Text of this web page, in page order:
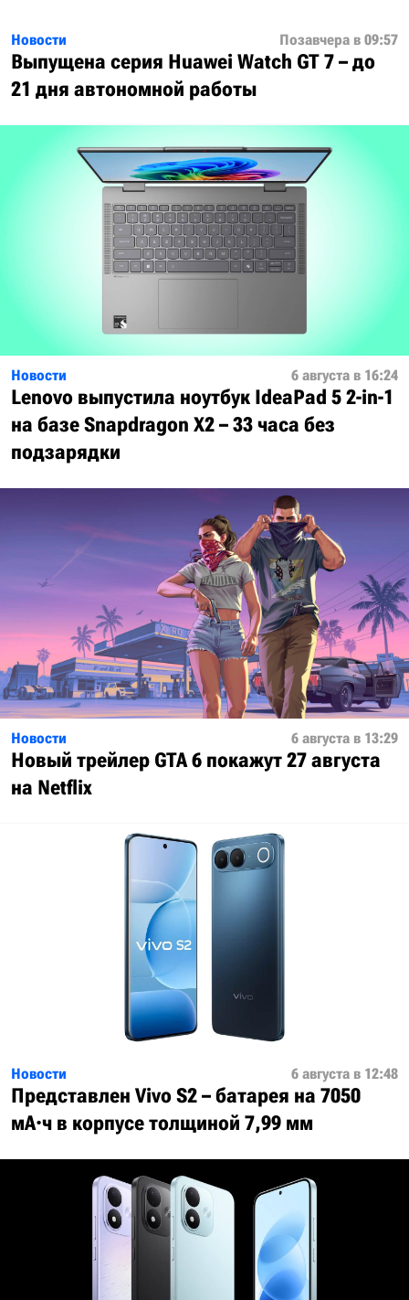
Новости Позавчера в 09:57
Выпущена серия Huawei Watch GT 7 – до
21 дня автономной работы
Новости 6 августа в 16:24
Lenovo выпустила ноутбук IdeaPad 5 2-in-1
на базе Snapdragon X2 – 33 часа без
подзарядки
Новости 6 августа в 13:29
Новый трейлер GTA 6 покажут 27 августа
на Netflix
Новости 6 августа в 12:48
Представлен Vivo S2 – батарея на 7050
мА·ч в корпусе толщиной 7,99 мм